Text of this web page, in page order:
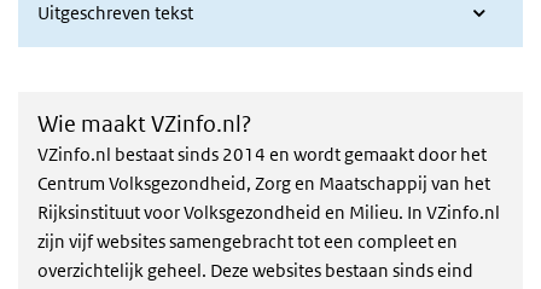
Uitgeschreven tekst
Wie maakt VZinfo.nl?
VZinfo.nl bestaat sinds 2014 en wordt gemaakt door het
Centrum Volksgezondheid, Zorg en Maatschappij van het
Rijksinstituut voor Volksgezondheid en Milieu. In VZinfo.nl
zijn vijf websites samengebracht tot een compleet en
overzichtelijk geheel. Deze websites bestaan sinds eind